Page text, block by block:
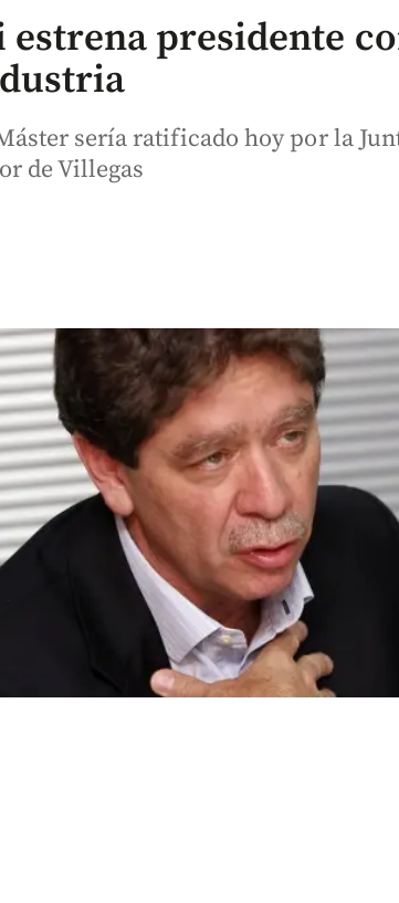
estrena presidente
sería ratificado hoy por la
de Villegas